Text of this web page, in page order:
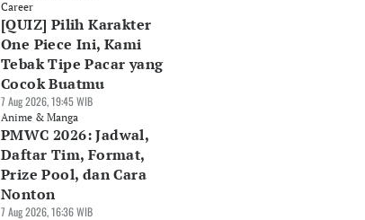
Career
[QUIZ] Pilih Karakter
One Piece Ini, Kami
Tebak Tipe Pacar yang
Cocok Buatmu
7 Aug 2026, 19:45 WIB
Anime & Manga
PMWC 2026: Jadwal,
Daftar Tim, Format,
Prize Pool, dan Cara
Nonton
7 Aug 2026, 16:36 WIB